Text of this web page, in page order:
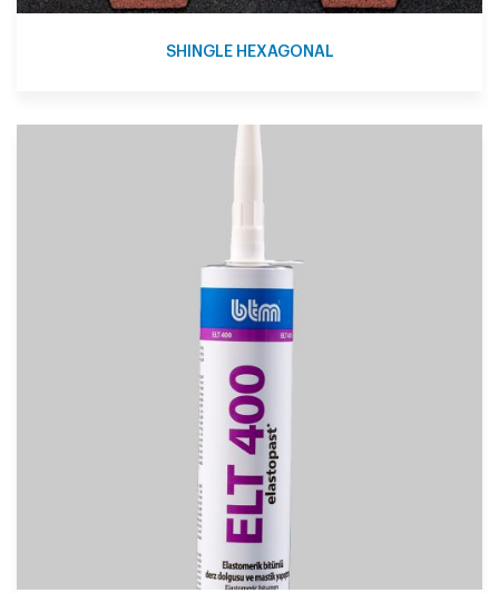
SHINGLE HEXAGONAL